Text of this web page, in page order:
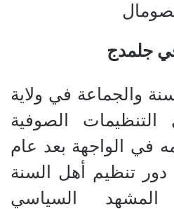
جلمدج
والجماعة في ولاية
الصوفية
في الواجهة بعد عام
دور تنظيم أهل السنة
السياسي